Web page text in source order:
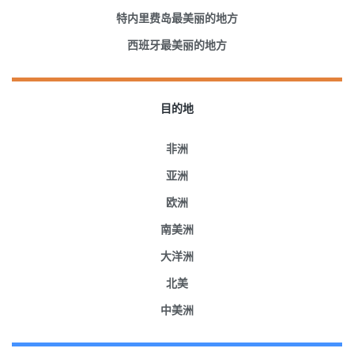
特内里费岛最美丽的地方
西班牙最美丽的地方
目的地
非洲
亚洲
欧洲
南美洲
大洋洲
北美
中美洲